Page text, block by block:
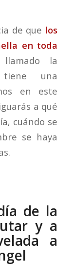
de que los
en toda
la
una
en este
a qué
cuándo se
se haya
de la
y a
a